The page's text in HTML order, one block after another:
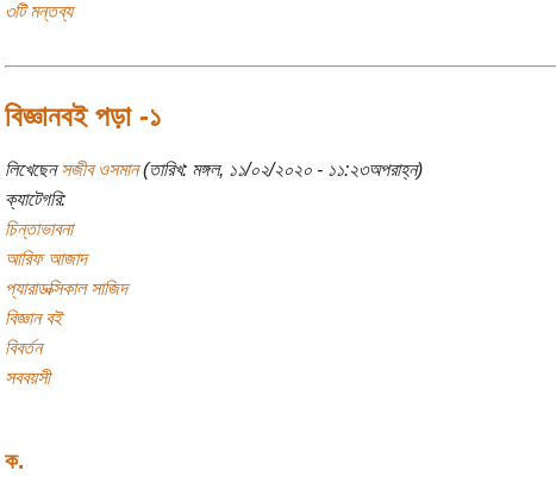
৩টি মন্তব্য
বিজ্ঞানবই পড়া -১
লিখেছেনসজীব ওসমান(তারিখ: মঙ্গল, ১১/০২/২০২০ - ১১:২৩অপরাহ্ন)
ক্যাটেগরি:
চিন্তাভাবনা
আরিফ আজাদ
প্যারাডক্সিকাল সাজিদ
বিজ্ঞান বই
বিবর্তন
সববয়সী
ক.